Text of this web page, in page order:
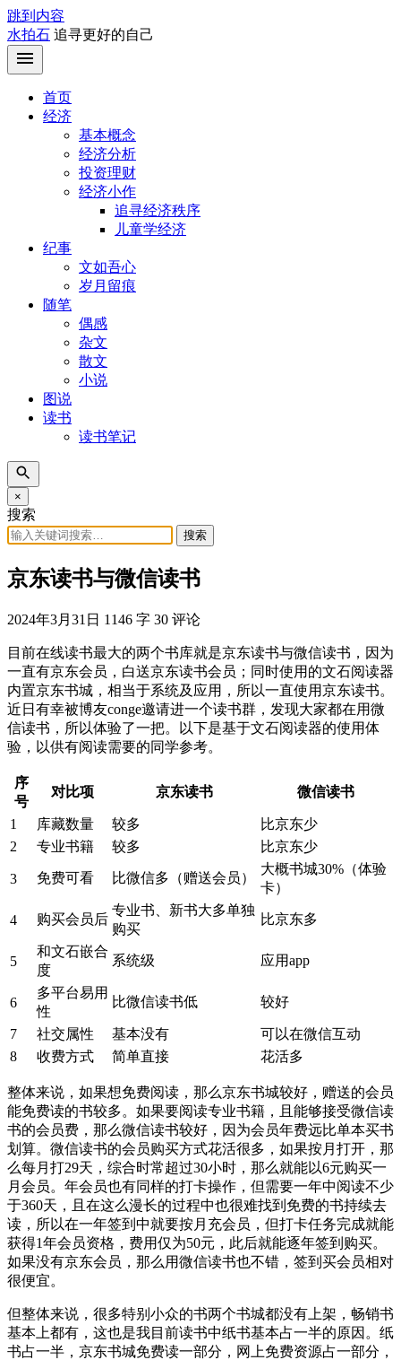
跳到内容
水拍石 追寻更好的自己
首页
经济
基本概念
经济分析
投资理财
经济小作
追寻经济秩序
儿童学经济
纪事
文如吾心
岁月留痕
随笔
偶感
杂文
散文
小说
图说
读书
读书笔记
×
搜索
搜索
京东读书与微信读书
2024年3月31日 1146 字 30 评论
目前在线读书最大的两个书库就是京东读书与微信读书，因为
一直有京东会员，白送京东读书会员；同时使用的文石阅读器
内置京东书城，相当于系统及应用，所以一直使用京东读书。
近日有幸被博友conge邀请进一个读书群，发现大家都在用微
信读书，所以体验了一把。以下是基于文石阅读器的使用体
验，以供有阅读需要的同学参考。
序
号
对比项 京东读书 微信读书
1 库藏数量 较多
比京东少
2
专业书籍 较多 比京东少
3 免费可看 比微信多（赠送会员）
大概书城30%（体验
卡）
4 购买会员后
专业书、新书大多单独
购买
比京东多
5
和文石嵌合
度
系统级 应用app
6
多平台易用
性
比微信读书低 较好
7 社交属性 基本没有
可以在微信互动
8
收费方式 简单直接 花活多
整体来说，如果想免费阅读，那么京东书城较好，赠送的会员
能免费读的书较多。如果要阅读专业书籍，且能够接受微信读
书的会员费，那么微信读书较好，因为会员年费远比单本买书
划算。微信读书的会员购买方式花活很多，如果按月打开，那
么每月打29天，综合时常超过30小时，那么就能以6元购买一
月会员。年会员也有同样的打卡操作，但需要一年中阅读不少
于360天，且在这么漫长的过程中也很难找到免费的书持续去
读，所以在一年签到中就要按月充会员，但打卡任务完成就能
获得1年会员资格，费用仅为50元，此后就能逐年签到购买。
如果没有京东会员，那么用微信读书也不错，签到买会员相对
很便宜。
但整体来说，很多特别小众的书两个书城都没有上架，畅销书
基本上都有，这也是我目前读书中纸书基本占一半的原因。纸
书占一半，京东书城免费读一部分，网上免费资源占一部分，